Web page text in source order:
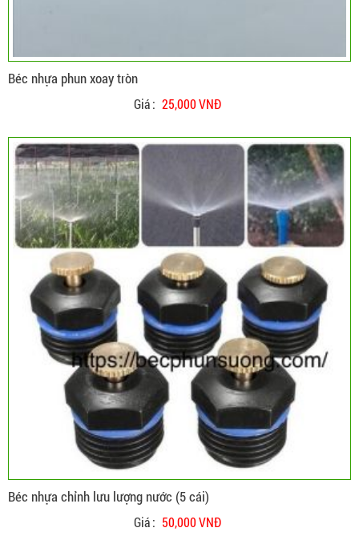
Béc nhựa phun xoay tròn
Giá : 25,000 VNĐ
Béc nhựa chỉnh lưu lượng nước (5 cái)
Giá : 50,000 VNĐ